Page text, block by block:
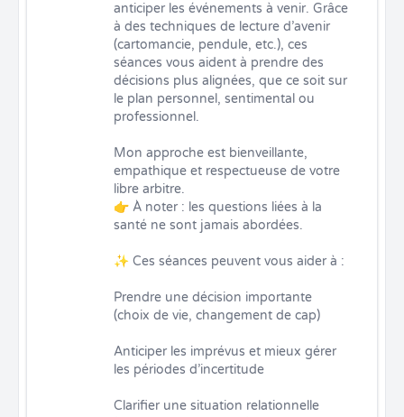
anticiper les événements à venir. Grâce
à des techniques de lecture d’avenir
(cartomancie, pendule, etc.), ces
séances vous aident à prendre des
décisions plus alignées, que ce soit sur
le plan personnel, sentimental ou
professionnel.
Mon approche est bienveillante,
empathique et respectueuse de votre
libre arbitre.
👉 À noter : les questions liées à la
santé ne sont jamais abordées.
✨ Ces séances peuvent vous aider à :
Prendre une décision importante
(choix de vie, changement de cap)
Anticiper les imprévus et mieux gérer
les périodes d’incertitude
Clarifier une situation relationnelle